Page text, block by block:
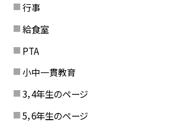
行事
給食室
PTA
小中一貫教育
3，4年生のページ
5，6年生のページ